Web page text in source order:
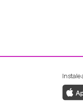
da da
Instale